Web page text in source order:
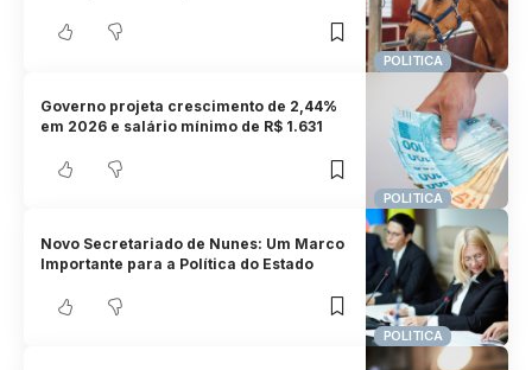
POLITICA
POLITICA
Governo projeta crescimento de 2,44%
em 2026 e salário mínimo de R$ 1.631
POLITICA
Novo Secretariado de Nunes: Um Marco
Importante para a Política do Estado